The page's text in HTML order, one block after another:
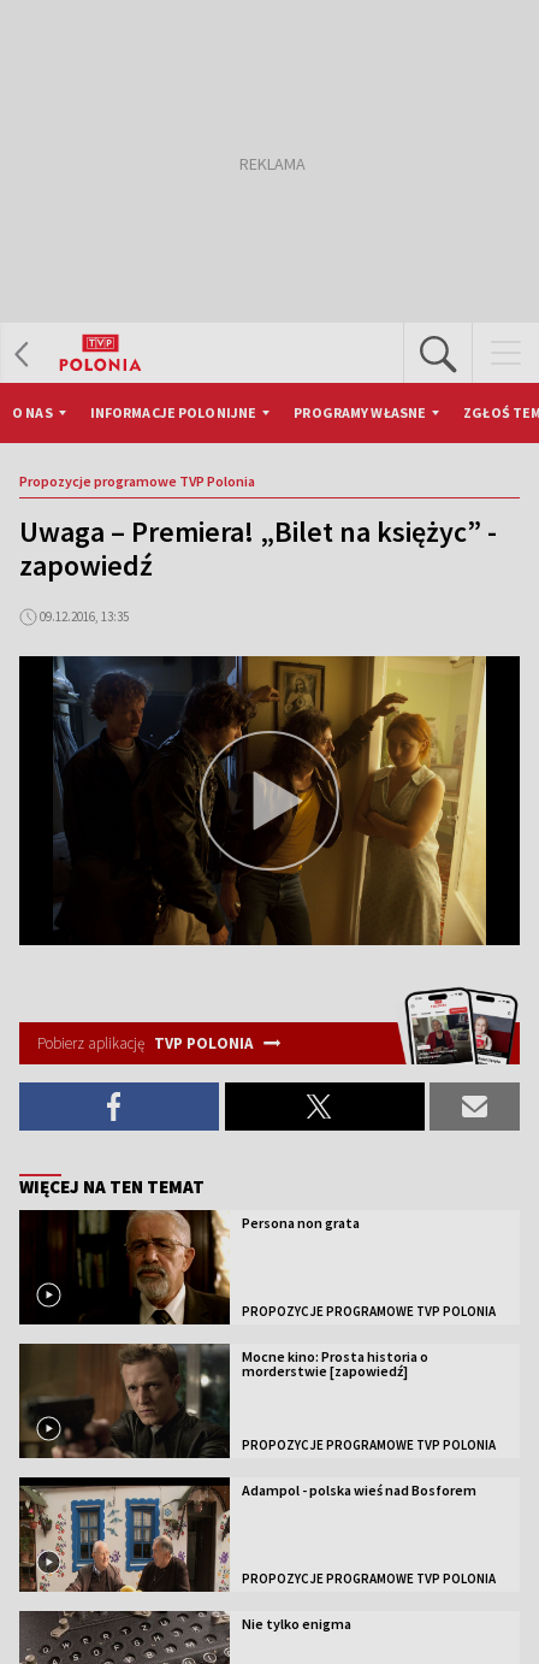
O NAS INFORMACJE POLONIJNE PROGRAMY WŁASNE ZGŁOŚ
Propozycje programowe TVP Polonia
Uwaga – Premiera! „Bilet na księżyc” -
zapowiedź
09.12.2016, 13:35
Pobierz aplikację TVP POLONIA
WIĘCEJ NA TEN TEMAT
Persona non grata
PROPOZYCJE PROGRAMOWE TVP POLONIA
Mocne kino: Prosta historia o
morderstwie [zapowiedź]
PROPOZYCJE PROGRAMOWE TVP POLONIA
Adampol - polska wieś nad Bosforem
PROPOZYCJE PROGRAMOWE TVP POLONIA
Nie tylko enigma